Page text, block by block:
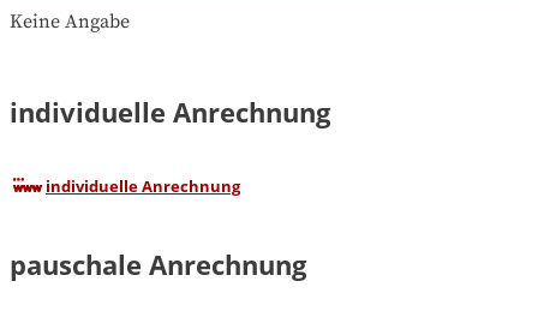
Keine Angabe
individuelle Anrechnung
individuelle Anrechnung
pauschale Anrechnung